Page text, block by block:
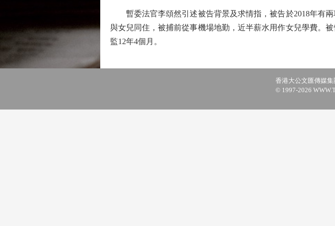
暫委法官李頌然引述被告背景及求情指，被告於2018年有兩
與女兒同住，被捕前從事機場地勤，近半薪水用作女兒學費。
監12年4個月。
香港大公文匯傳媒
© 1997-2026